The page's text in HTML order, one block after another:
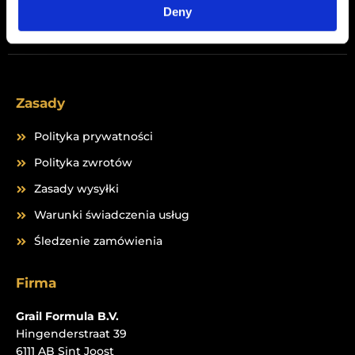
Deny
Zasady
Polityka prywatności
Polityka zwrotów
Zasady wysyłki
Warunki świadczenia usług
Śledzenie zamówienia
Firma
Grail Formula B.V.
Hingenderstraat 39
6111 AB Sint Joost